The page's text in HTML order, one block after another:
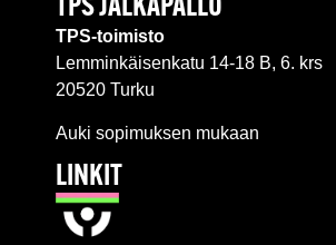
TPS JALKAPALLO
TPS-toimisto
Lemminkäisenkatu 14-18 B, 6. krs
20520 Turku
Auki sopimuksen mukaan
LINKIT